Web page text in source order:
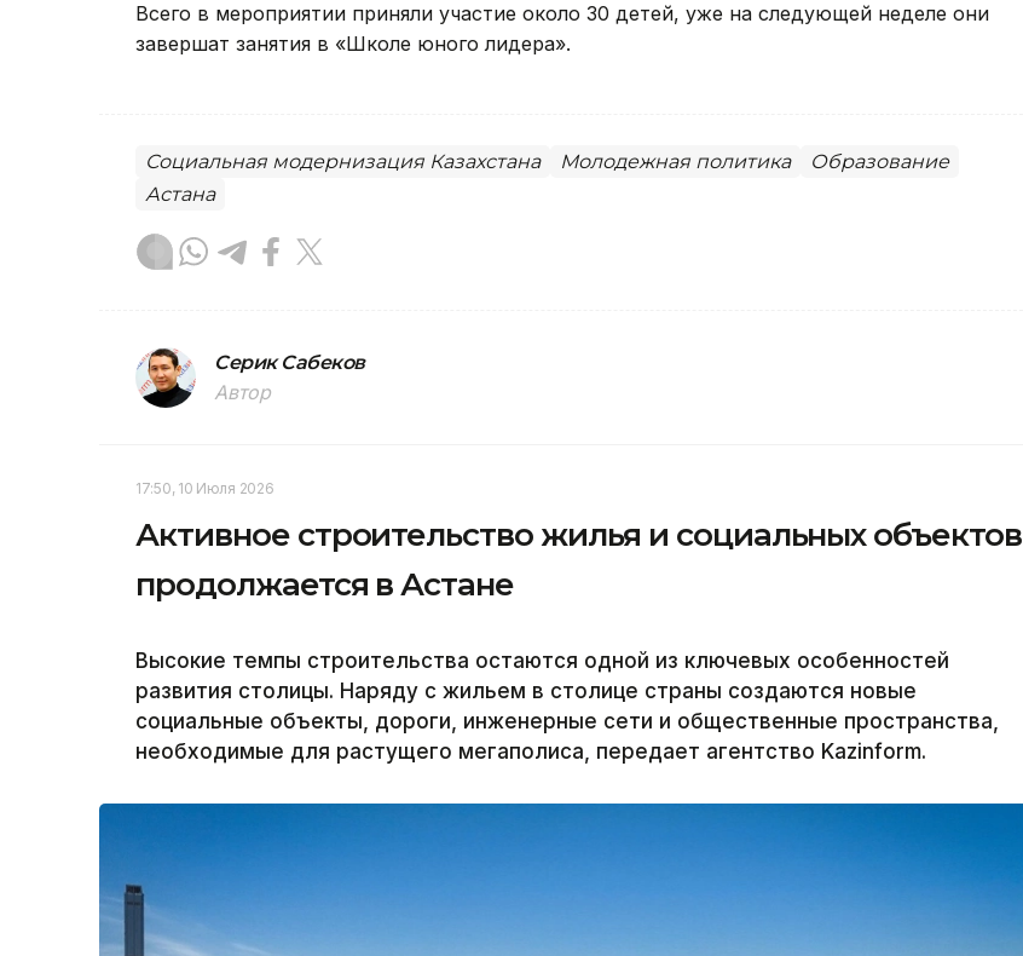
Всего в мероприятии приняли участие около 30 детей, уже на следующей неделе они
завершат занятия в «Школе юного лидера».
Социальная модернизация Казахстана Молодежная политика
Образование
Астана
Серик Сабеков
Автор
17:50, 10 Июля 2026
Активное строительство жилья и социальных объектов
продолжается в Астане
Высокие темпы строительства остаются одной из ключевых особенностей
развития столицы. Наряду с жильем в столице страны создаются новые
социальные объекты, дороги, инженерные сети и общественные пространства,
необходимые для растущего мегаполиса, передает агентство Kazinform.